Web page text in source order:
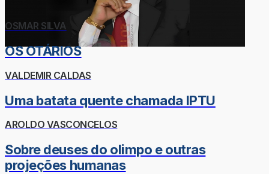
OSMAR SILVA
OS OTÁRIOS
VALDEMIR CALDAS
Uma batata quente chamada IPTU
AROLDO VASCONCELOS
Sobre deuses do olimpo e outras
projeções humanas